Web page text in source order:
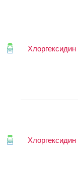
Хлоргексидин
Хлоргексидин